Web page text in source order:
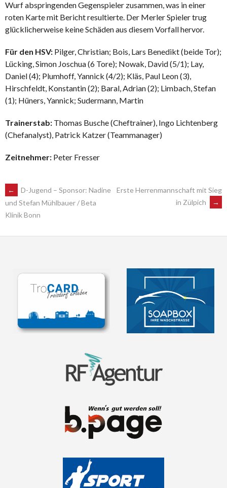
Wurf abspringenden Gegenspieler zusammen, was in einer
roten Karte mit Bericht resultierte. Der Merler Spieler trug
glücklicherweise keine Schäden aus diesem Vorfall hervor.
Für den HSV: Pilger, Christian; Bois, Lars Benedikt (beide Tor);
Lücking, Simon Joschua (6 Tore); Nowak, David (5/1); Lay,
Daniel (4); Plumhoff, Yannick (4/2); Kläs, Paul Leon (3),
Hirschfeldt, Konstantin (2); Baral, Adrian (2); Limbach, Stefan
(1); Hüners, Yannick; Sudermann, Martin
Trainerstab: Thomas Busche (Cheftrainer), Ingo Lichtenberg
(Chefanalyst), Patrick Katzer (Teammanager)
Zeitnehmer: Peter Fresser
POST
NAVIGATION
←
D-Jugend – Sponsor: Nadine
und Stefan Mühlbauer / Beta
Klinik Bonn
Erste Herrenmannschaft mit Sieg
in Zülpich
→